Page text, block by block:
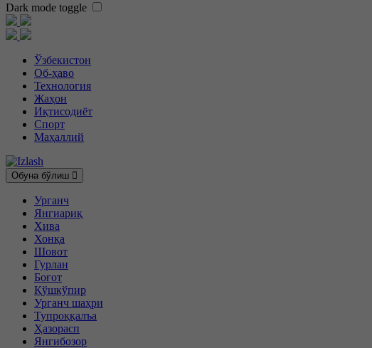
Dark mode toggle
Ўзбекистон
Об-ҳаво
Технология
Жаҳон
Иқтисодиёт
Спорт
Маҳаллий
Обуна бўлиш
Урганч
Янгиариқ
Хива
Хонқа
Шовот
Гурлан
Боғот
Қўшкўпир
Урганч шаҳри
Тупроққалъа
Ҳазорасп
Янгибозор